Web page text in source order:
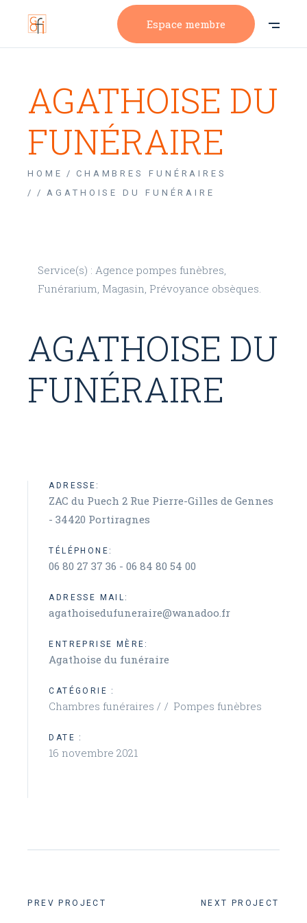
Espace membre
AGATHOISE DU
FUNÉRAIRE
HOME
CHAMBRES FUNÉRAIRES
/
AGATHOISE DU FUNÉRAIRE
Service(s) : Agence pompes funèbres,
Funérarium, Magasin, Prévoyance obsèques.
AGATHOISE DU
FUNÉRAIRE
ADRESSE:
ZAC du Puech 2 Rue Pierre-Gilles de Gennes
- 34420 Portiragnes
TÉLÉPHONE:
06 80 27 37 36 - 06 84 80 54 00
ADRESSE MAIL:
agathoisedufuneraire@wanadoo.fr
ENTREPRISE MÈRE:
Agathoise du funéraire
CATÉGORIE :
Chambres funéraires / Pompes funèbres
DATE :
16 novembre 2021
PREV PROJECT NEXT PROJECT